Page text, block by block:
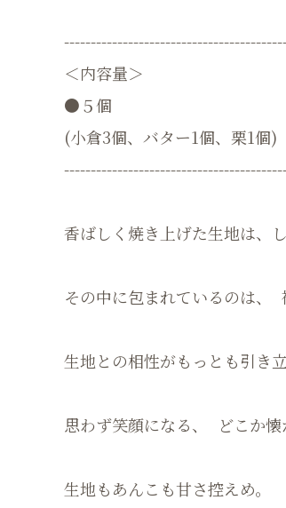
＜内容量＞
●５個
(小倉3個、バター1個、栗1個)
香ばしく焼き上げた生地は、
その中に包まれているのは、
生地との相性がもっとも引き
思わず笑顔になる、 どこか懐
生地もあんこも甘さ控えめ。